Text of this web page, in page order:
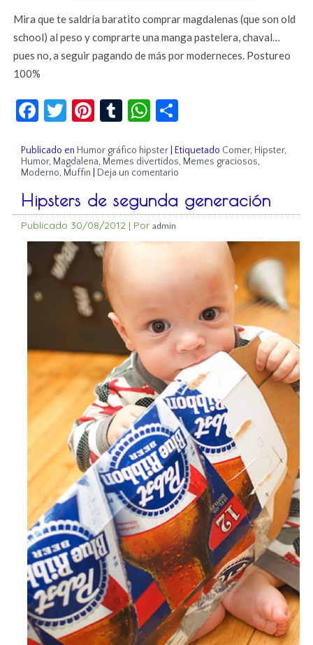
Mira que te saldría baratito comprar magdalenas (que son old
school) al peso y comprarte una manga pastelera, chaval…
pues no, a seguir pagando de más por moderneces. Postureo
100%
Facebook
Twitter
Pinterest
TumblrWhatsApp
Publicado en Humor gráfico hipster Etiquetado Comer, Hipster,
Humor, Magdalena, Memes divertidos, Memes graciosos,
Moderno, Muffin Deja un comentario
Hipsters de segunda generación
Publicado 30/08/2012 | Por admin